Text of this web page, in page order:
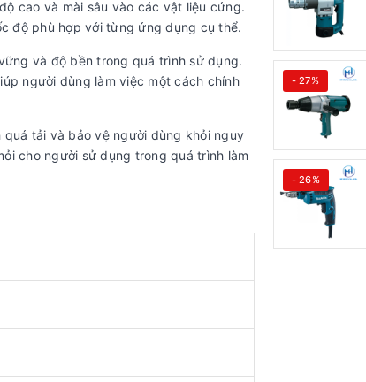
cao và mài sâu vào các vật liệu cứng.
độ phù hợp với từng ứng dụng cụ thể.
và độ bền trong quá trình sử dụng.
người dùng làm việc một cách chính
tải và bảo vệ người dùng khỏi nguy
cho người sử dụng trong quá trình làm
- 27%
- 26%